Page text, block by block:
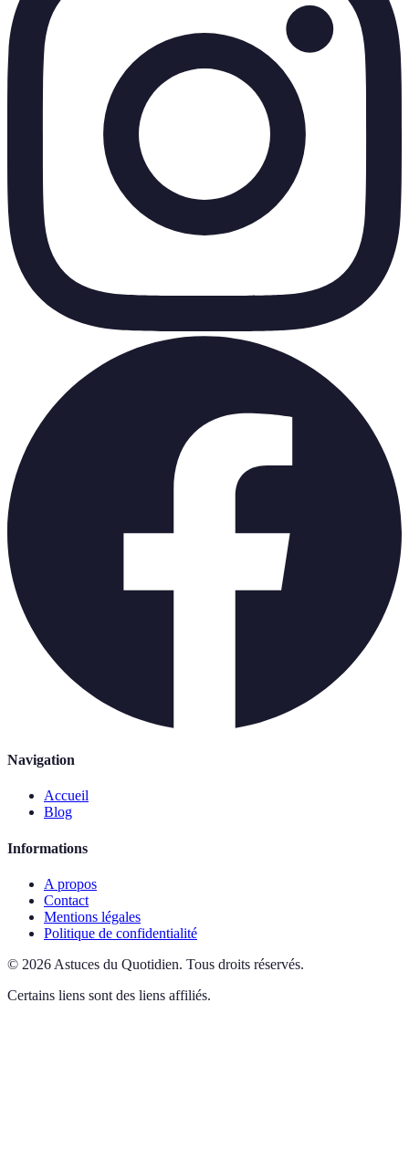
Navigation
Accueil
Blog
Informations
A propos
Contact
Mentions légales
Politique de confidentialité
© 2026 Astuces du Quotidien. Tous droits réservés.
Certains liens sont des liens affiliés.